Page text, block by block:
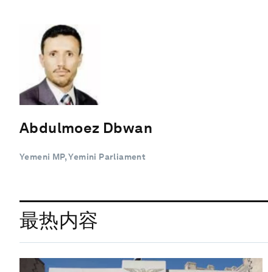
Abdulmoez Dbwan
Yemeni MP, Yemini Parliament
最热内容